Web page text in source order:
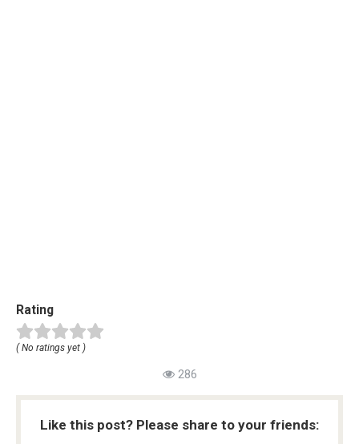
Rating
( No ratings yet )
286
Like this post? Please share to your friends: